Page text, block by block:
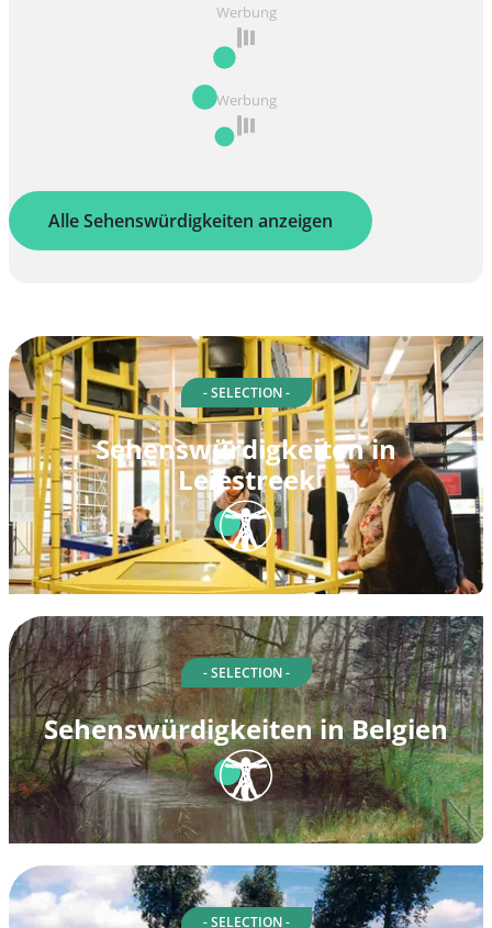
Werbung
Werbung
Alle Sehenswürdigkeiten anzeigen
- SELECTION -
Sehenswürdigkeiten in
Leiestreek
- SELECTION -
Sehenswürdigkeiten in Belgien
- SELECTION -